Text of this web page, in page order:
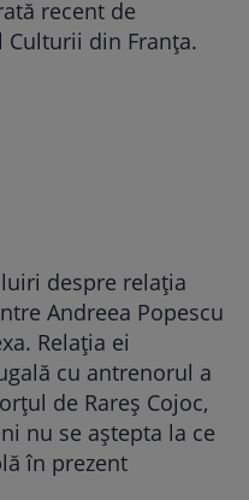
recent de
Culturii din Franța.
despre relația
Andreea Popescu
Relația ei
cu antrenorul a
de Rareș Cojoc,
nu se aștepta la ce
în prezent